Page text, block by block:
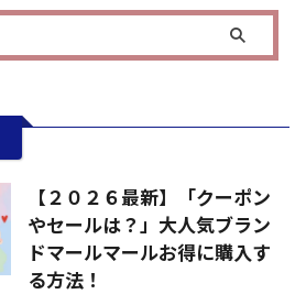
【２０２６最新】「クーポン
やセールは？」大人気ブラン
ドマールマールお得に購入す
る方法！